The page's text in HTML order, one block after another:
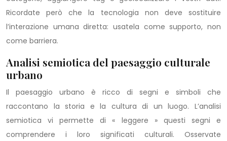
Ricordate però che la tecnologia non deve sostituire
l’interazione umana diretta: usatela come supporto, non
come barriera.
Analisi semiotica del paesaggio culturale
urbano
Il paesaggio urbano è ricco di segni e simboli che
raccontano la storia e la cultura di un luogo. L’analisi
semiotica vi permette di « leggere » questi segni e
comprendere i loro significati culturali. Osservate